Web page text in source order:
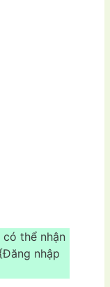
thể nhận
nhập